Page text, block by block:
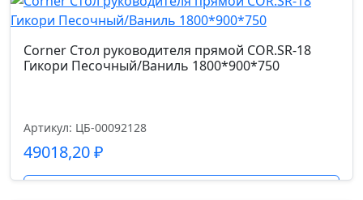
Corner Стол руководителя прямой COR.SR-18
Гикори Песочный/Ваниль 1800*900*750
Артикул: ЦБ-00092128
49018,20₽